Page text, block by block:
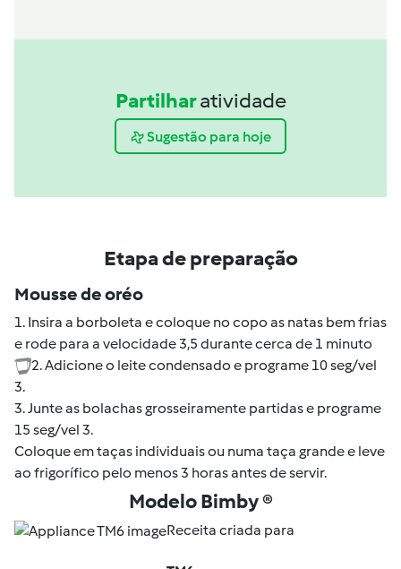
Partilharatividade
Sugestão para hoje
Etapa de preparação
Mousse de oréo
1. Insira a borboleta e coloque no copo as natas bem frias
e rode para a velocidade 3,5 durante cerca de 1 minuto
2. Adicione o leite condensado e programe 10 seg/vel
3.
3. Junte as bolachas grosseiramente partidas e programe
15 seg/vel 3.
Coloque em taças individuais ou numa taça grande e leve
ao frigorífico pelo menos 3 horas antes de servir.
Modelo Bimby ®
Receita criada para